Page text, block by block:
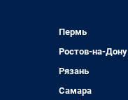
Пермь
Ростов-на-Дону
Рязань
Самара